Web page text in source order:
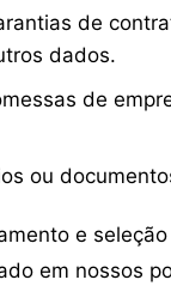
de
dados.
de
ou
e
em nossos